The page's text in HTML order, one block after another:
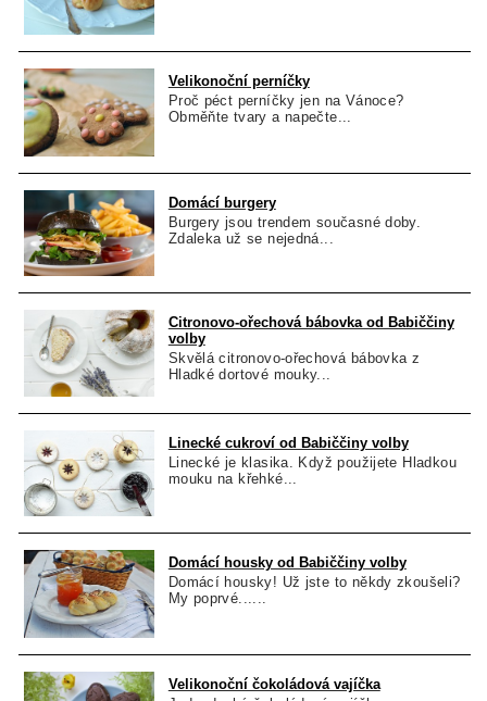
Velikonoční perníčky
Proč péct perníčky jen na Vánoce?
Obměňte tvary a napečte...
Domácí burgery
Burgery jsou trendem současné doby.
Zdaleka už se nejedná...
Citronovo-ořechová bábovka od Babiččiny
volby
Skvělá citronovo-ořechová bábovka z
Hladké dortové mouky...
Linecké cukroví od Babiččiny volby
Linecké je klasika. Když použijete Hladkou
mouku na křehké...
Domácí housky od Babiččiny volby
Domácí housky! Už jste to někdy zkoušeli?
My poprvé......
Velikonoční čokoládová vajíčka